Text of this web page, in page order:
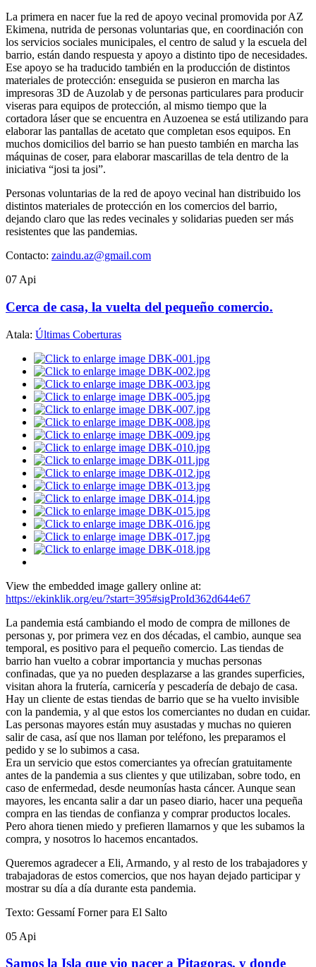
La primera en nacer fue la red de apoyo vecinal promovida por AZ
Ekimena, nutrida de personas voluntarias que, en coordinación con
los servicios sociales municipales, el centro de salud y la escuela del
barrio, están dando respuesta y apoyo a distinto tipo de necesidades.
Ese apoyo se ha traducido también en la producción de distintos
materiales de protección: enseguida se pusieron en marcha las
impresoras 3D de Auzolab y de personas particulares para producir
viseras para equipos de protección, al mismo tiempo que la
cortadora láser que se encuentra en Auzoenea se está utilizando para
elaborar las pantallas de acetato que completan esos equipos. En
muchos domicilios del barrio se han puesto también en marcha las
máquinas de coser, para elaborar mascarillas de tela dentro de la
iniciativa “josi ta josi”.
Personas voluntarias de la red de apoyo vecinal han distribuido los
distintos materiales de protección en los comercios del barrio,
dejando claro que las redes vecinales y solidarias pueden ser más
resistentes que las pandemias.
Contacto: zaindu.az@gmail.com
07 Api
Cerca de casa, la vuelta del pequeño comercio.
Atala: Últimas Coberturas
View the embedded image gallery online at:
https://ekinklik.org/eu/?start=395#sigProId362d644e67
La pandemia está cambiando el modo de compra de millones de
personas y, por primera vez en dos décadas, el cambio, aunque sea
temporal, es positivo para el pequeño comercio. Las tiendas de
barrio han vuelto a cobrar importancia y muchas personas
confinadas, que ya no pueden desplazarse a las grandes superficies,
visitan ahora la frutería, carnicería y pescadería de debajo de casa.
Hay un cliente de estas tiendas de barrio que se ha vuelto invisible
con la pandemia, y al que estos los comerciantes no dudan en cuidar.
Las personas mayores están muy asustadas y muchas no quieren
salir de casa, así que nos llaman por teléfono, les preparamos el
pedido y se lo subimos a casa.
Era un servicio que estos comerciantes ya ofrecían gratuitamente
antes de la pandemia a sus clientes y que utilizaban, sobre todo, en
caso de enfermedad, desde neumonías hasta cáncer. Aunque sean
mayores, les encanta salir a dar un paseo diario, hacer una pequeña
compra en las tiendas de confianza y comprar productos locales.
Pero ahora tienen miedo y prefieren llamarnos y que les subamos la
compra, y nosotros lo hacemos encantados.
Queremos agradecer a Eli, Armando, y al resto de los trabajadores y
trabajadoras de estos comercios, que nos hayan dejado participar y
mostrar su día a día durante esta pandemia.
Texto: Gessamí Forner para El Salto
05 Api
Samos la Isla que vio nacer a Pitagoras, y donde